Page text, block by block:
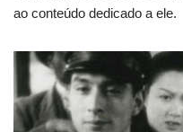
ao conteúdo dedicado a ele.